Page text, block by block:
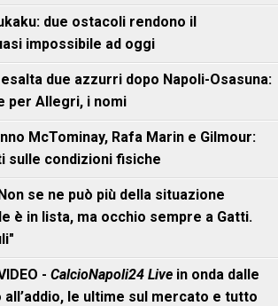
due ostacoli rendono il
impossibile ad oggi
due azzurri dopo Napoli-Osasuna:
per Allegri, i nomi
McTominay, Rafa Marin e Gilmour:
sulle condizioni fisiche
se ne può più della situazione
è in lista, ma occhio sempre a Gatti.
- CalcioNapoli24 Live in onda dalle
all’addio, le ultime sul mercato e tutto